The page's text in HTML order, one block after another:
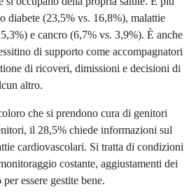
diabete (23,5% vs. 16,8%), malattie
e cancro (6,7% vs. 3,9%). È anche
di supporto come accompagnatori
di ricoveri, dimissioni e decisioni di
altro.
che si prendono cura di genitori
il 28,5% chiede informazioni sul
cardiovascolari. Si tratta di condizioni
costante, aggiustamenti dei
essere gestite bene.